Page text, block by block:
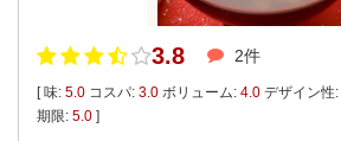
3.8 2件
[ 味: 5.0 コスパ: 3.0 ボリューム: 4.0 デザイン性:
期限: 5.0 ]